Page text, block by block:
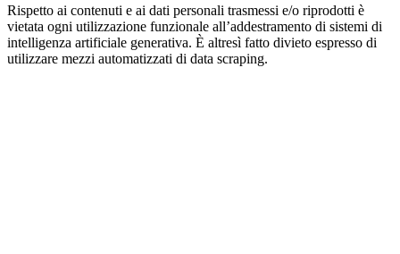
Rispetto ai contenuti e ai dati personali trasmessi e/o riprodotti è
vietata ogni utilizzazione funzionale all’addestramento di sistemi di
intelligenza artificiale generativa. È altresì fatto divieto espresso di
utilizzare mezzi automatizzati di data scraping.